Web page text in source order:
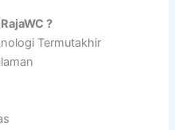
?
Termutakhir